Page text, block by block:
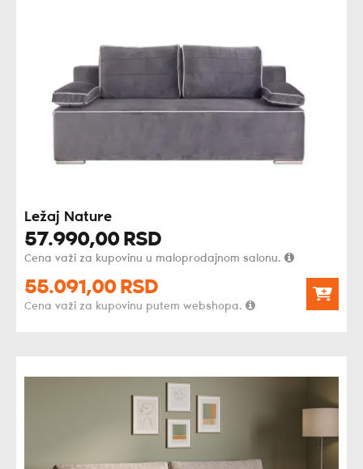
Ležaj Nature
57.990,00 RSD
Cena važi za kupovinu u maloprodajnom salonu.
55.091,00 RSD
Cena važi za kupovinu putem webshopa.